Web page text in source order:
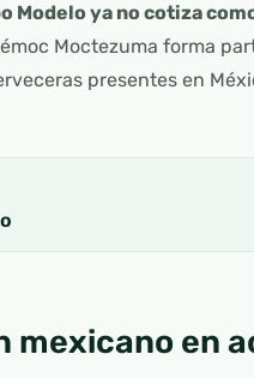
Modelo ya no cotiza
Moctezuma forma
presentes en
mexicano en